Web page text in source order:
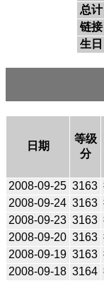
总计
链接
生日
日期
等级
分
2008-09-25 3163
2008-09-24 3163
2008-09-23 3163
2008-09-20 3163
2008-09-19 3163
2008-09-18 3164